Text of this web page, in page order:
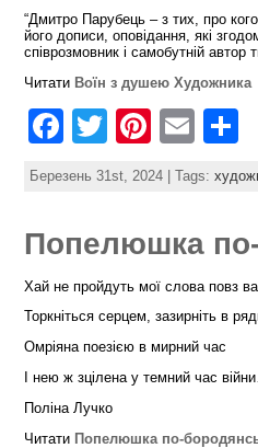
o
o
k
“Дмитро Парубець – з тих, про
його дописи, оповідання, які
співрозмовник і самобутній автор
Читати Воїн з душею Художника
F
e
b
o
o
k
T
w
itt
er
Pi
nt
er
e
st
E
ai
l
e
Березень 31st, 2024 | Tags:
Попелюшка
Хай не пройдуть мої слова повз
Торкніться серцем, зазирніть в
Омріяна поезією в мирний час
І нею ж зцілена у темний час
Поліна Лучко
Читати Попелюшка по-